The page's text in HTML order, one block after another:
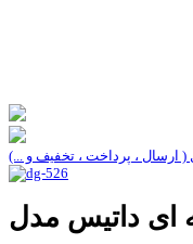
ارسال ، پرداخت ، تخفیف و ...)